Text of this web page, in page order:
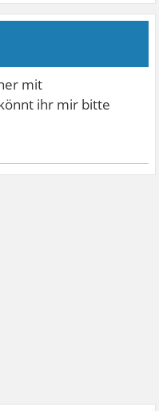
mit
ihr mir bitte